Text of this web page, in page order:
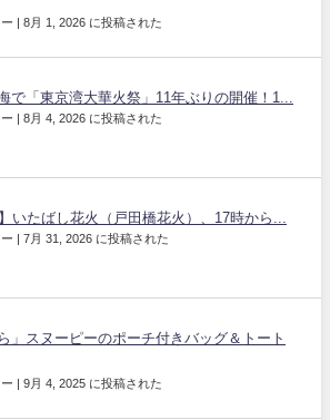
8月 1, 2026 に投稿された
で「東京湾大華火祭」11年ぶりの開催！1...
8月 4, 2026 に投稿された
いたばし花火（戸田橋花火）、17時から...
7月 31, 2026 に投稿された
」スヌーピーのポーチ付きバッグ＆トート
9月 4, 2025 に投稿された